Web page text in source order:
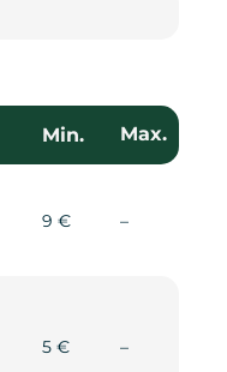
Min. Max.
9 € –Non
5 € –Non